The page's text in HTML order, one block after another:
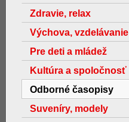
Zdravie, relax
Výchova, vzdelávanie
Pre deti a mládež
Kultúra a spoločnosť
Odborné časopisy
Suveníry, modely